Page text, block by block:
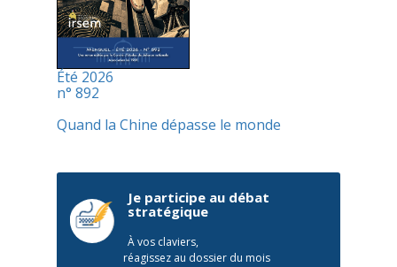
Été 2026
n° 892
Quand la Chine dépasse le monde
Je participe au débat
stratégique
À vos claviers,
réagissez au dossier du mois